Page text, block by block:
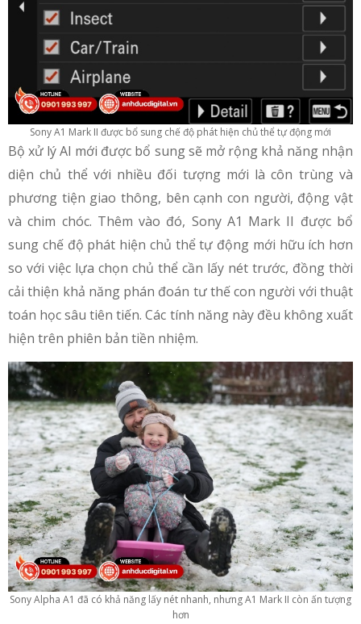
Sony A1 Mark II được bổ sung chế độ phát hiện chủ thể tự động mới
Bộ xử lý AI mới được bổ sung sẽ mở rộng khả năng nhận
diện chủ thể với nhiều đối tượng mới là côn trùng và
phương tiện giao thông, bên cạnh con người, động vật
và chim chóc. Thêm vào đó, Sony A1 Mark II được bổ
sung chế độ phát hiện chủ thể tự động mới hữu ích hơn
so với việc lựa chọn chủ thể cần lấy nét trước, đồng thời
cải thiện khả năng phán đoán tư thế con người với thuật
toán học sâu tiên tiến. Các tính năng này đều không xuất
hiện trên phiên bản tiền nhiệm.
Sony Alpha A1 đã có khả năng lấy nét nhanh, nhưng A1 Mark II còn ấn tượng
hơn